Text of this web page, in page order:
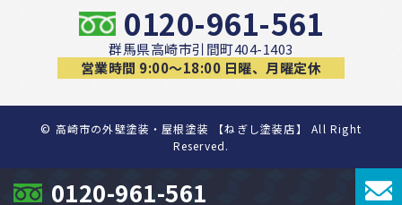
0120-961-561
0120-961-561
群馬県高崎市引間町404-1403
営業時間 9:00〜18:00 日曜、月曜定休
© 高崎市の外壁塗装・屋根塗装 【ねぎし塗装店】 All Right
Reserved.